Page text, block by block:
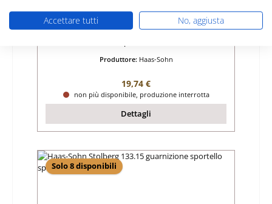
Haas-Sohn Stolberg 133.15 nasello di
chiusura blocco sportello focolare
Produttore: Haas-Sohn
Prezzo normale:
19,74 €
non più disponibile, produzione interrotta
Dettagli
Solo 8 disponibili
Accettare tutti No, aggiusta